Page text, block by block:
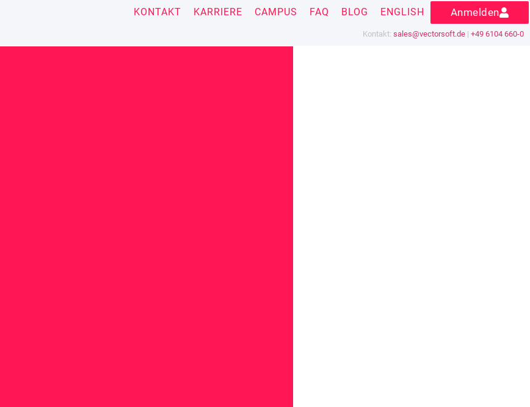
Kontakt: sales@vectorsoft.de | +49 6104 660-0
KONTAKT KARRIERE CAMPUS FAQ BLOG ENGLISH Anmelden